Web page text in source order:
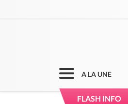
A LA UNE
FLASH INFO